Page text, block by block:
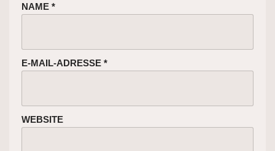
NAME *
E-MAIL-ADRESSE *
WEBSITE